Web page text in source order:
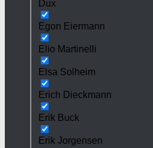
Dux
Egon Eiermann
Elio Martinelli
Elsa Solheim
Erich Dieckmann
Erik Buck
Erik Jorgensen